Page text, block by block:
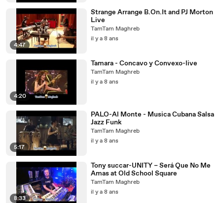
4:47
Strange Arrange B.On.It and PJ Morton
Live
TamTam Maghreb
il y a 8 ans
4:20
Tamara - Concavo y Convexo-live
TamTam Maghreb
il y a 8 ans
5:17
PALO-Al Monte - Musica Cubana Salsa
Jazz Funk
TamTam Maghreb
il y a 8 ans
8:33
Tony succar-UNITY – Será Que No Me
Amas at Old School Square
TamTam Maghreb
il y a 8 ans